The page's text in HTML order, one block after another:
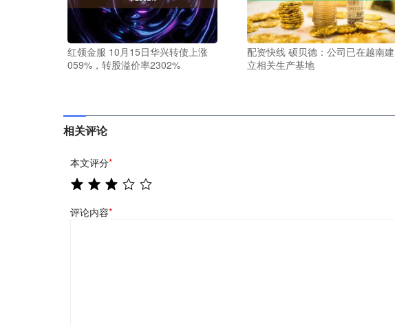
红领金服 10月15日华兴转债上涨
059%，转股溢价率2302%
配资快线 硕贝德：公司已在越南建
立相关生产基地
相关评论
本文评分*
评论内容*